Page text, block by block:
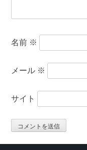
名前 ※
メール ※
サイト